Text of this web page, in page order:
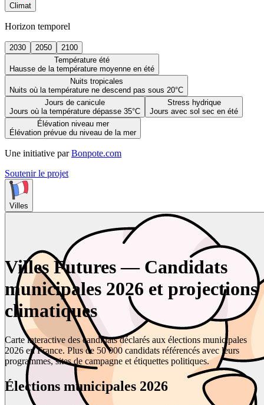
Climat
Horizon temporel
2030 2050
2100
Température été
Hausse de la température moyenne en été
Nuits tropicales
Nuits où la température ne descend pas sous 20°C
Jours de canicule
Jours où la température dépasse 35°C
Stress hydrique
Jours avec sol sec en été
Élévation niveau mer
Élévation prévue du niveau de la mer
Une initiative par Bonpote.com
Soutenir le projet
Villes
Villes Futures — Candidats
municipales 2026 et projections
climatiques
Carte interactive des candidats déclarés aux élections municipales
2026 en France. Plus de 50 000 candidats référencés avec leurs
programmes, sites de campagne et étiquettes politiques.
Élections municipales 2026